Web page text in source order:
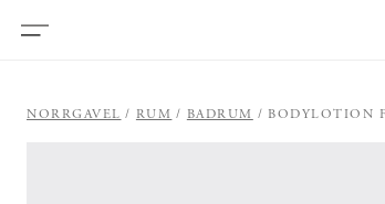
NORRGAVEL RUM BADRUM BODYLOTION